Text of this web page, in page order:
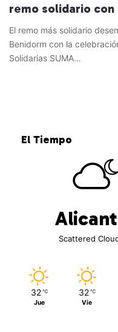
remo solidario con
El remo más solidario
Benidorm con la
Solidarias SUMA…
El Tiempo
Scattered
32 ℃
Jue
32 ℃
Vie